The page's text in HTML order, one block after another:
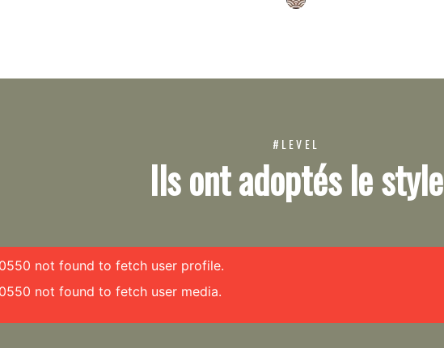
#LEVEL
Ils ont adoptés le style
not found to fetch user profile.
not found to fetch user media.